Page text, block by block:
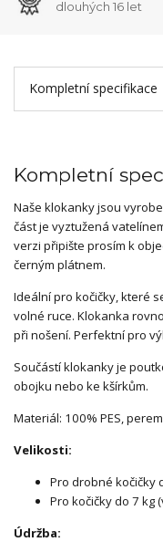
dlouhých 16 let
Kompletní specifikace
Kompletní
Naše klokanky jsou
část je vyztužená
verzi připište prosím k
černým plátnem.
Ideální pro kočičky, které
volné ruce. Klokanka
při nošení. Perfektní pro
Součástí klokanky je
obojku nebo ke kšírkům.
Materiál: 100% PES,
Velikosti:
Pro drobné kočičky
Pro kočičky do 7 kg
Údržba: